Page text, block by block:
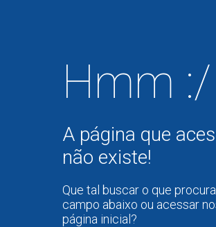
Hmm :/
A página que
não existe!
Que tal buscar o que
campo abaixo ou acessar
página inicial?